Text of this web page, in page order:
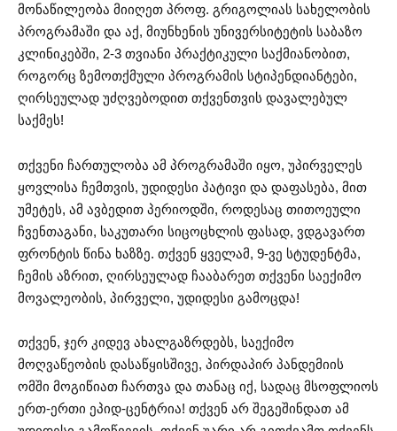
მონაწილეობა მიიღეთ პროფ. გრიგოლიას სახელობის
პროგრამაში და აქ, მიუნხენის უნივერსიტეტის საბაზო
კლინიკებში, 2-3 თვიანი პრაქტიკული საქმიანობით,
როგორც ზემოთქმული პროგრამის სტიპენდიანტები,
ღირსეულად უძღვებოდით თქვენთვის დავალებულ
საქმეს!
თქვენი ჩართულობა ამ პროგრამაში იყო, უპირველეს
ყოვლისა ჩემთვის, უდიდესი პატივი და დაფასება, მით
უმეტეს, ამ ავბედით პერიოდში, როდესაც თითოეული
ჩვენთაგანი, საკუთარი სიცოცხლის ფასად, ვდგავართ
ფრონტის წინა ხაზზე. თქვენ ყველამ, 9-ვე სტუდენტმა,
ჩემის აზრით, ღირსეულად ჩააბარეთ თქვენი საექიმო
მოვალეობის, პირველი, უდიდესი გამოცდა!
თქვენ, ჯერ კიდევ ახალგაზრდებს, საექიმო
მოღვაწეობის დასაწყისშივე, პირდაპირ პანდემიის
ომში მოგიწიათ ჩართვა და თანაც იქ, სადაც მსოფლიოს
ერთ-ერთი ეპიდ-ცენტრია! თქვენ არ შეგეშინდათ ამ